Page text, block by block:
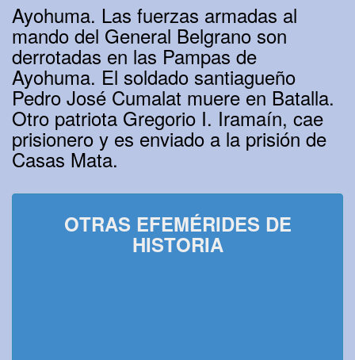
Ayohuma. Las fuerzas armadas al
mando del General Belgrano son
derrotadas en las Pampas de
Ayohuma. El soldado santiagueño
Pedro José Cumalat muere en Batalla.
Otro patriota Gregorio I. Iramaín, cae
prisionero y es enviado a la prisión de
Casas Mata.
OTRAS EFEMÉRIDES DE
HISTORIA